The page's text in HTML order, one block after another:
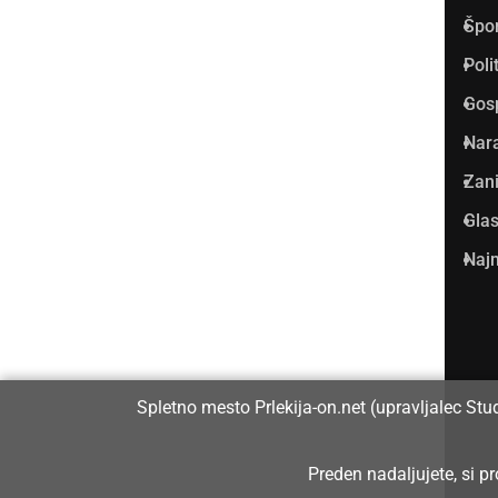
Spletno mesto Prlekija-on.net (upravljalec
Preden nadaljujete, si